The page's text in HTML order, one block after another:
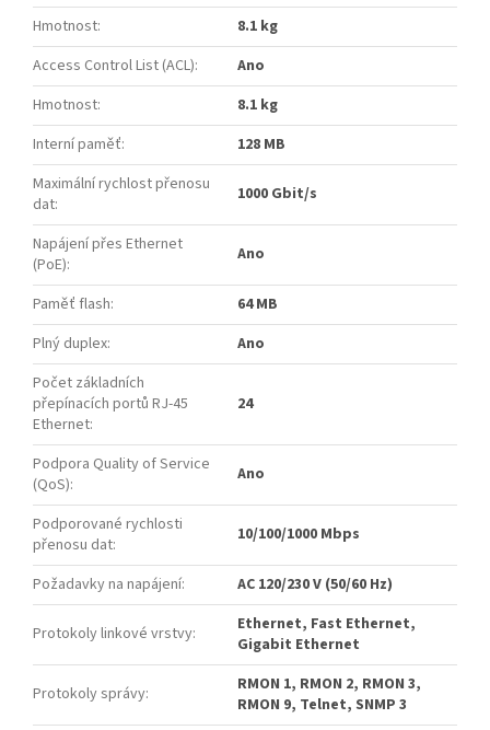
Hmotnost:
8.1 kg
Access Control List (ACL):
Ano
Hmotnost:
8.1 kg
Interní paměť:
128 MB
Maximální rychlost přenosu
dat: 1000 Gbit/s
Napájení přes Ethernet
(PoE): Ano
Paměť flash:
64 MB
Plný duplex:
Ano
Počet základních
přepínacích portů RJ-45
Ethernet:
24
Podpora Quality of Service
(QoS): Ano
Podporované rychlosti
přenosu dat: 10/100/1000 Mbps
Požadavky na napájení: AC 120/230 V (50/60 Hz)
Protokoly linkové vrstvy:
Ethernet, Fast Ethernet,
Gigabit Ethernet
Protokoly správy:
RMON 1, RMON 2, RMON 3,
RMON 9, Telnet, SNMP 3